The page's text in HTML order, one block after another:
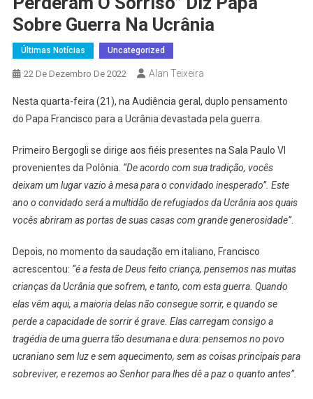
Sobre Guerra Na Ucrânia
Últimas Notícias Uncategorized
22 De Dezembro De 2022 Alan Teixeira
Nesta quarta-feira (21), na Audiência geral, duplo pensamento
do Papa Francisco para a Ucrânia devastada pela guerra.
Primeiro Bergogli se dirige aos fiéis presentes na Sala Paulo VI
provenientes da Polônia. “De acordo com sua tradição, vocês
deixam um lugar vazio à mesa para o convidado inesperado”. Este
ano o convidado será a multidão de refugiados da Ucrânia aos quais
vocês abriram as portas de suas casas com grande generosidade”.
Depois, no momento da saudação em italiano, Francisco
acrescentou: “é a festa de Deus feito criança, pensemos nas muitas
crianças da Ucrânia que sofrem, e tanto, com esta guerra. Quando
elas vêm aqui, a maioria delas não consegue sorrir, e quando se
perde a capacidade de sorrir é grave. Elas carregam consigo a
tragédia de uma guerra tão desumana e dura: pensemos no povo
ucraniano sem luz e sem aquecimento, sem as coisas principais para
sobreviver, e rezemos ao Senhor para lhes dê a paz o quanto antes”.